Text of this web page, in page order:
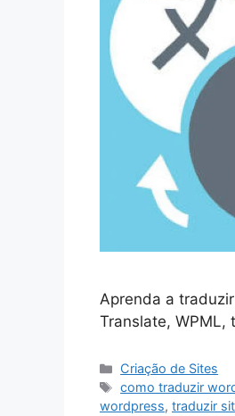
Aprenda a
Translate, WPML,
Categorias
Criação de Sites
Tags
como traduzir
wordpress, traduzir